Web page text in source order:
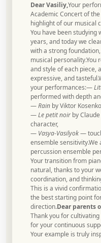
Dear Vasiliy,Your
Academic Concert of
highlight of our musical
You have been
years, and today we
with a strong
musical personality.You
and style of each piece,
expressive, and
your performances:—
performed with depth
—Rain by Viktor
—Le petit noir by
character,
— Vasya-Vasilyok—
ensemble
percussion ensemble
Your transition from
natural, thanks to your
coordination, and
This is a vivid
the best starting point
direction.Dear parents
Thank you for
for your continuous
Your example is truly